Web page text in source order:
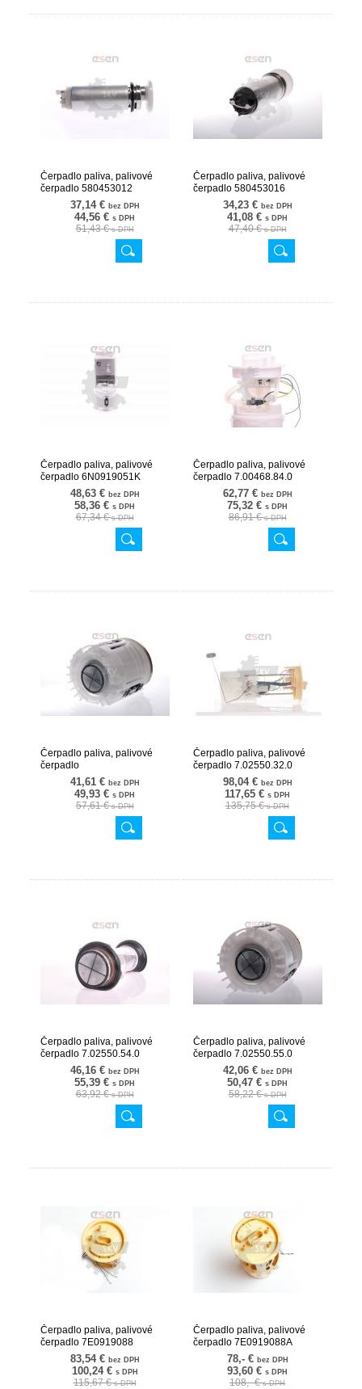
Čerpadlo paliva, palivové
čerpadlo 580453012
02SKV25237,14 € bez DPH
44,56 € s DPH
51,43 €s DPH
Čerpadlo paliva, palivové
čerpadlo 580453016
02SKV25334,23 € bez DPH
41,08 € s DPH
47,40 €s DPH
Čerpadlo paliva, palivové
čerpadlo 6N0919051K
02SKV77348,63 € bez DPH
58,36 € s DPH
67,34 €s DPH
Čerpadlo paliva, palivové
čerpadlo 7.00468.84.0
02SKV71162,77 € bez DPH
75,32 € s DPH
86,91 €s DPH
Čerpadlo paliva, palivové
čerpadlo
7.00661.07.0.E22/041/056Z
02SKV704
41,61 € bez DPH
49,93 € s DPH
57,61 €s DPH
Čerpadlo paliva, palivové
čerpadlo 7.02550.32.0
02SKV73998,04 € bez DPH
117,65 € s DPH
135,75 €s DPH
Čerpadlo paliva, palivové
čerpadlo 7.02550.54.0
02SKV22646,16 € bez DPH
55,39 € s DPH
63,92 €s DPH
Čerpadlo paliva, palivové
čerpadlo 7.02550.55.0
02SKV70342,06 € bez DPH
50,47 € s DPH
58,22 €s DPH
Čerpadlo paliva, palivové
čerpadlo 7E0919088
02SKV73683,54 € bez DPH
100,24 € s DPH
115,67 €s DPH
Čerpadlo paliva, palivové
čerpadlo 7E0919088A
02SKV73778,- € bez DPH
93,60 € s DPH
108,- €s DPH